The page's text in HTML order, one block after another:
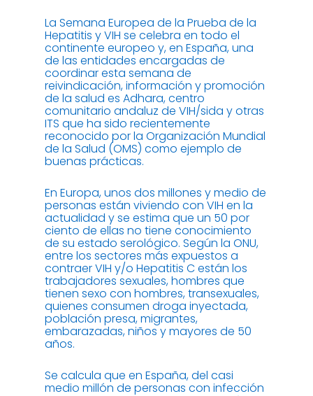
La Semana Europea de la Prueba de la
Hepatitis y VIH se celebra en todo el
continente europeo y, en España, una
de las entidades encargadas de
coordinar esta semana de
reivindicación, información y promoción
de la salud es Adhara, centro
comunitario andaluz de VIH/sida y otras
ITS que ha sido recientemente
reconocido por la Organización Mundial
de la Salud (OMS) como ejemplo de
buenas prácticas.
En Europa, unos dos millones y medio de
personas están viviendo con VIH en la
actualidad y se estima que un 50 por
ciento de ellas no tiene conocimiento
de su estado serológico. Según la ONU,
entre los sectores más expuestos a
contraer VIH y/o Hepatitis C están los
trabajadores sexuales, hombres que
tienen sexo con hombres, transexuales,
quienes consumen droga inyectada,
población presa, migrantes,
embarazadas, niños y mayores de 50
años.
Se calcula que en España, del casi
medio millón de personas con infección